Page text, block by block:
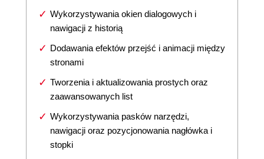
Wykorzystywania okien dialogowych i
nawigacji z historią
Dodawania efektów przejść i animacji między
stronami
Tworzenia i aktualizowania prostych oraz
zaawansowanych list
Wykorzystywania pasków narzędzi,
nawigacji oraz pozycjonowania nagłówka i
stopki